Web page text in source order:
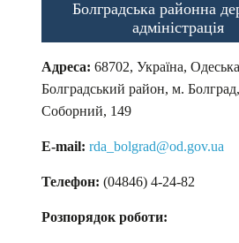
Болградська районна
адміністрація
Адреса: 68702, Україна,
Болградський район, м.
Соборний, 149
E-mail: rda_bolgrad@od.gov.ua
Телефон: (04846) 4-24-82
Розпорядок роботи: